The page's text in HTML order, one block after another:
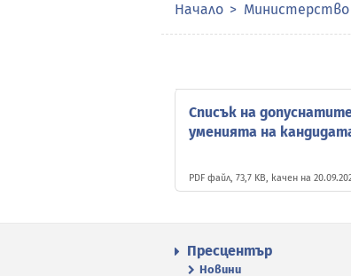
Начало Министерство
Списък на
уменията на
PDF файл, 73,7 KB, качен на
Пресцентър
Новини